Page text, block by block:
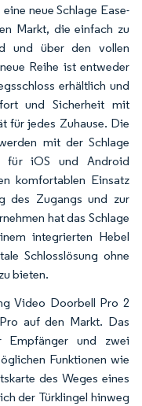
neue Schlage Ease-
Markt, die einfach zu
und über den vollen
Reihe ist entweder
erhältlich und
und Sicherheit mit
für jedes Zuhause. Die
mit der Schlage
für iOS und Android
komfortablen Einsatz
des Zugangs und zur
hat das Schlage
integrierten Hebel
Schlosslösung ohne
bieten.
Video Doorbell Pro 2
auf den Markt. Das
Empfänger und zwei
Funktionen wie
des Weges eines
der Türklingel hinweg